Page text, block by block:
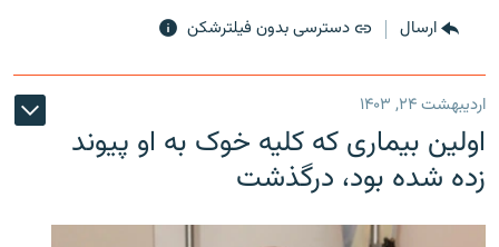
ارسال دسترسی بدون فیلترشکن
اردیبهشت ۲۴, ۱۴۰۳
اولین بیماری که کلیه خوک به او پیوند
زده شده بود، درگذشت